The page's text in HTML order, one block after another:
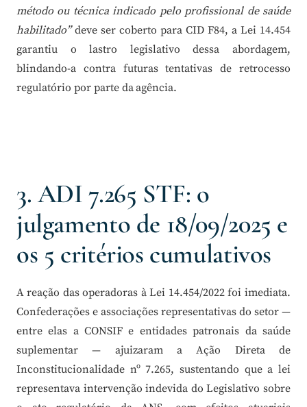
método ou técnica indicado pelo profissional de saúde
habilitado”deve ser coberto para CID F84, a Lei 14.454
garantiu o lastro legislativo dessa abordagem,
blindando-a contra futuras tentativas de retrocesso
regulatório por parte da agência.
3. ADI 7.265 STF: o
julgamento de 18/09/2025 e
os 5 critérios cumulativos
A reação das operadoras à Lei 14.454/2022 foi imediata.
Confederações e associações representativas do setor —
entre elas a CONSIF e entidades patronais da saúde
suplementar — ajuizaram a Ação Direta de
Inconstitucionalidade nº 7.265, sustentando que a lei
representava intervenção indevida do Legislativo sobre